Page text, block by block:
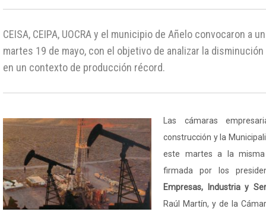
CEISA, CEIPA, UOCRA y el municipio de Añelo convocaron a
martes 19 de mayo, con el objetivo de analizar la
en un contexto de producción récord.
Las cámaras
construcción y la
este martes a la misma
firmada por los
Empresas, Industria y
Raúl Martín, y de la